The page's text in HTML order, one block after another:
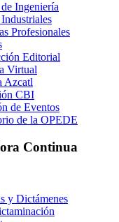
Ingeniería
Profesionales
Editorial
Virtual
Azcatl
CBI
de Eventos
de la OPEDE
Continua
y Dictámenes